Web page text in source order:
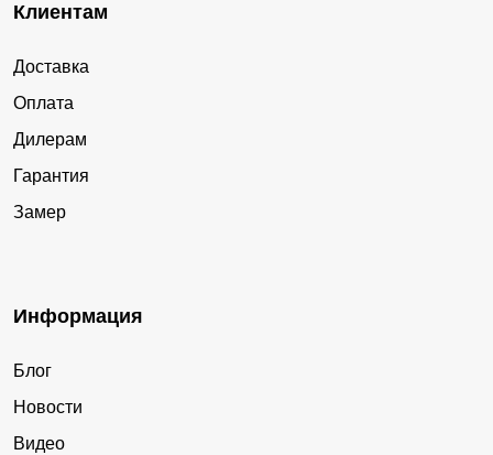
Клиентам
Доставка
Оплата
Дилерам
Гарантия
Замер
Информация
Блог
Новости
Видео